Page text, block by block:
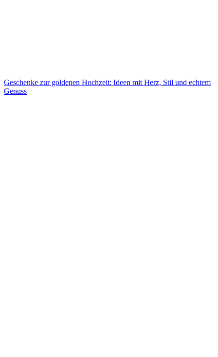
Geschenke zur goldenen Hochzeit: Ideen mit Herz, Stil und echtem
Genuss